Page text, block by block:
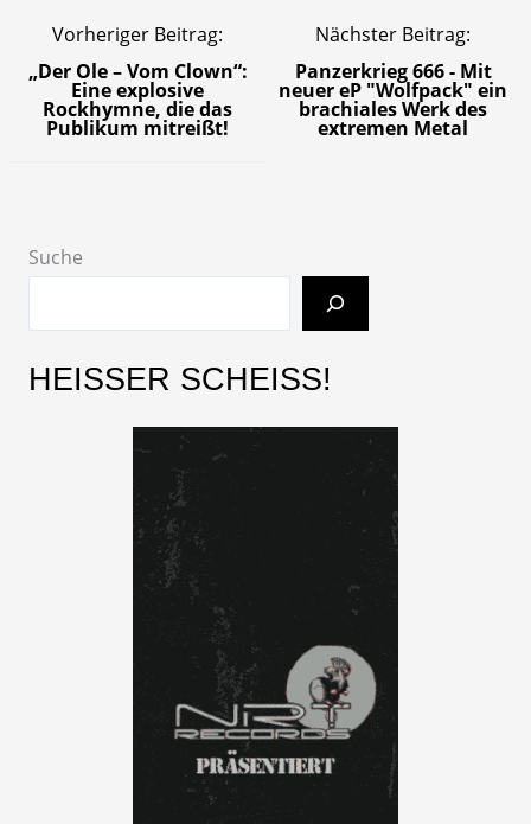
Vorheriger Beitrag:
„Der Ole – Vom Clown“:
Eine explosive
Rockhymne, die das
Publikum mitreißt!
Nächster Beitrag:
Panzerkrieg 666 - Mit
neuer eP "Wolfpack" ein
brachiales Werk des
extremen Metal
Suche
HEISSER SCHEISS!